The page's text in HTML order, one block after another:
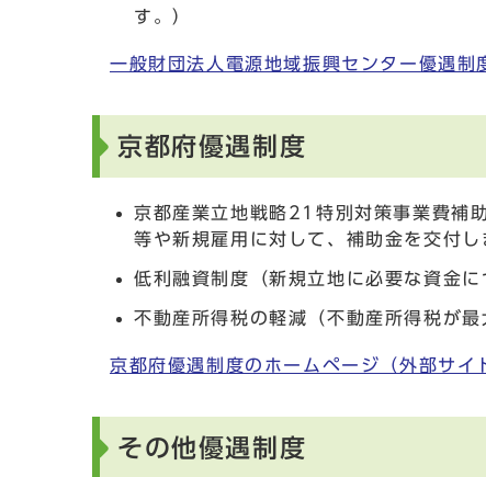
す。）
一般財団法人電源地域振興センター優遇制
京都府優遇制度
京都産業立地戦略21特別対策事業費補
等や新規雇用に対して、補助金を交付し
低利融資制度（新規立地に必要な資金
不動産所得税の軽減（不動産所得税が
京都府優遇制度のホームページ（外部サイ
その他優遇制度